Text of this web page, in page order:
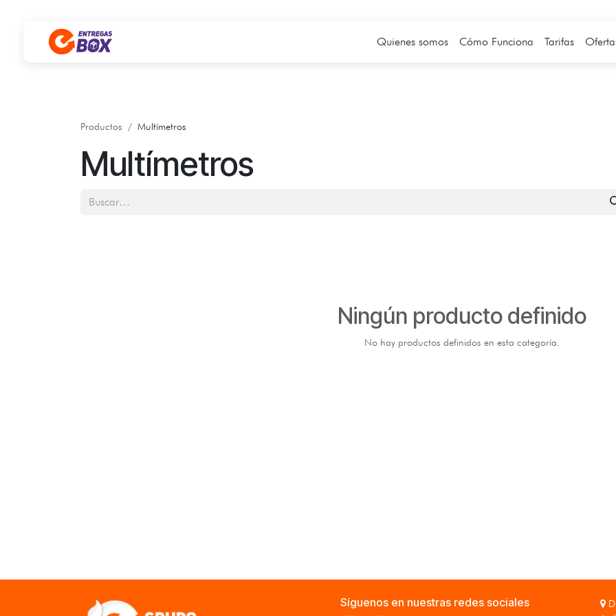
Quienes somos Cómo Funciona Tarifas
Productos Multímetros
Multímetros
Ningún producto definido
No hay productos definidos en esta categoría.
Síguenos en nuestras redes sociales